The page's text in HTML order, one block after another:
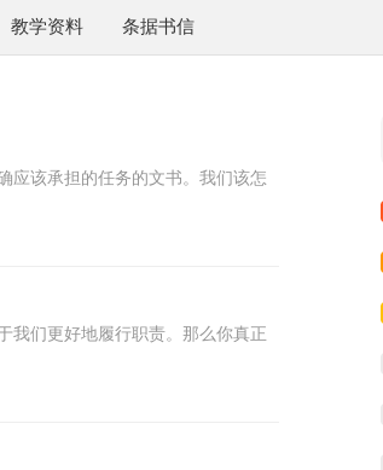
教学资料 条据书信
应该承担的任务的文书。我们该怎
我们更好地履行职责。那么你真正